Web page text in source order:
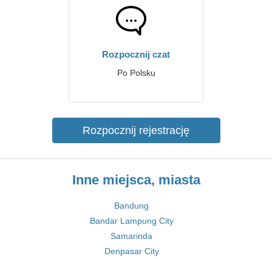
Rozpocznij czat
Po Polsku
Rozpocznij rejestrację
Inne miejsca, miasta
Bandung
Bandar Lampung City
Samarinda
Denpasar City